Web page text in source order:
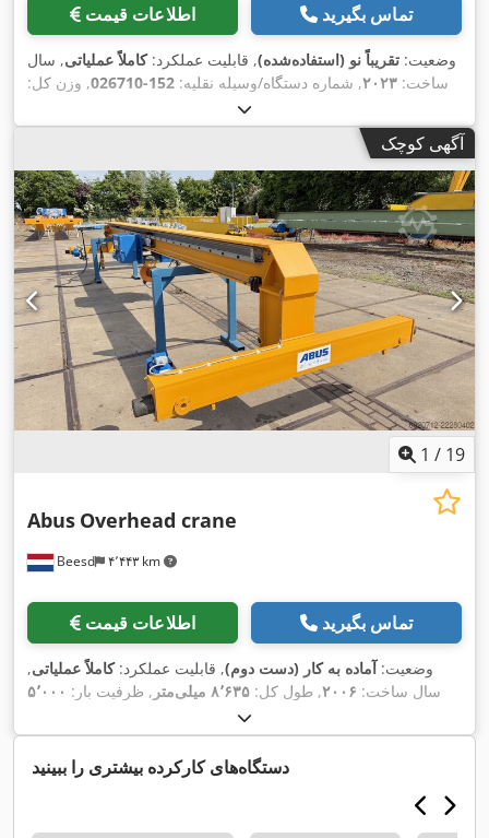
اطلاعات قیمت تماس بگیرید
وضعیت: تقریباً نو (استفاده‌شده), قابلیت عملکرد:کاملاً عملیاتی, سال
ساخت: ۲۰۲۳, شماره دستگاه/وسیله نقلیه: 152-026710
, وزن کل:
, ارتفاع کل:۵٬۵۹۳ میلی‌متر
میلی‌متر, ظرفیت بار:۵٬۰۰۰ کیلوگرم , قدرت:
۴٫۶۳ کیلووات (۶٫۳۰
اسب بخار) , سرعت اصلی بالابری:
بلند کردن دقیق:۱۲ میلی‌متر/ثانیه , عمق گلو:۴٬۰۰۰ میلی‌متر
, ارتفاع
کاری:۴٬۵۰۰ میلی‌متر , ساعت کارکرد: ۲۰ h , تجهیزات:مستندات /
راهنما,
آگهی کوچک
1 / 19
Beesd ۴٬۴۴۳ km
Abus Overhead crane
اطلاعات قیمت تماس بگیرید
وضعیت: آماده به کار (دست دوم), قابلیت عملکرد:کاملاً عملیاتی,
سال ساخت: ۲۰۰۶, طول کل: ۸٬۶۳۵ میلی‌متر , ظرفیت بار: ۵٬۰۰۰
۶٬۰۰۰ میلی‌متر
میلی‌متر, تجهیزات:مستندات / راهنما ,
دستگاه‌های کارکرده بیشتری را ببینید